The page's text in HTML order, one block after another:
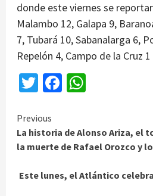
donde este viernes se
Malambo 12, Galapa 9,
7, Tubará 10, Sabanalarga 6,
Repelón 4, Campo de la Cruz
TwitterFacebook
Continue
Reading
Previous
La historia de Alonso Ariza, el
la muerte de Rafael Orozco y
Este lunes, el Atlántico